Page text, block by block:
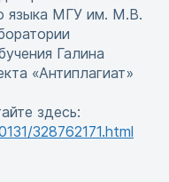
языка МГУ им. М.В.
Галина
«Антиплагиат»
здесь:
328762171.html